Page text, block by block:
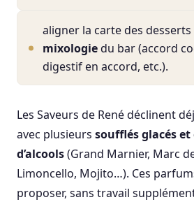
aligner la carte des desserts
mixologiedu bar (accord
digestif en accord, etc.).
Les Saveurs de René déclinent
avec plusieurs soufflés glacés et
d’alcools(Grand Marnier, Marc
Limoncello, Mojito…). Ces
proposer, sans travail